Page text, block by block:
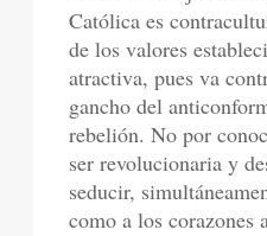
Católica es
de los valores
atractiva, pues va
gancho del
rebelión. No por
ser revolucionaria y
seducir,
como a los corazones